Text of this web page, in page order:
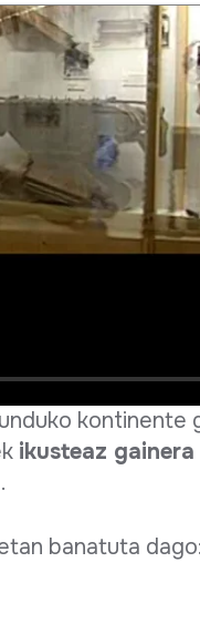
kontinente
ikusteaz
banatuta dago: